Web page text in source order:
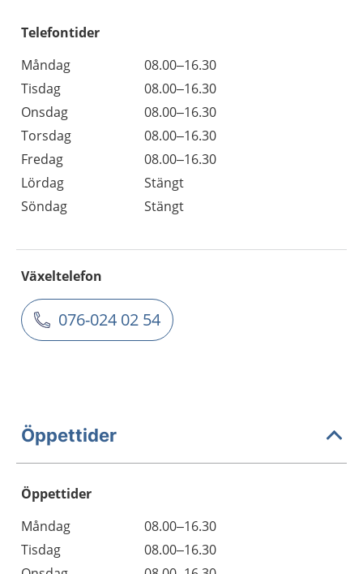
Telefontider
Måndag
08.00–16.30
Tisdag
08.00–16.30
Onsdag
08.00–16.30
Torsdag
08.00–16.30
Fredag
08.00–16.30
Lördag
Stängt
Söndag
Stängt
Växeltelefon
076-024 02 54
Öppettider
Öppettider
Dag
Öppettider
Kommentarer
Måndag
08.00–16.30
Tisdag
08.00–16.30